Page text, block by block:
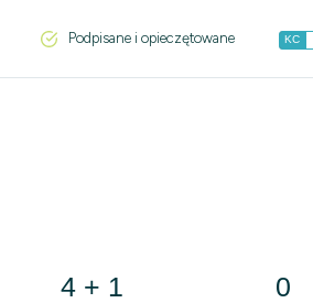
Podpisane i opieczętowane KC
4 + 1 0